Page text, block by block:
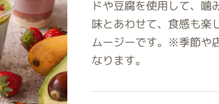
ドや豆腐を使用して、噛
味とあわせて、食感も楽
ムージーです。※季節や
なります。